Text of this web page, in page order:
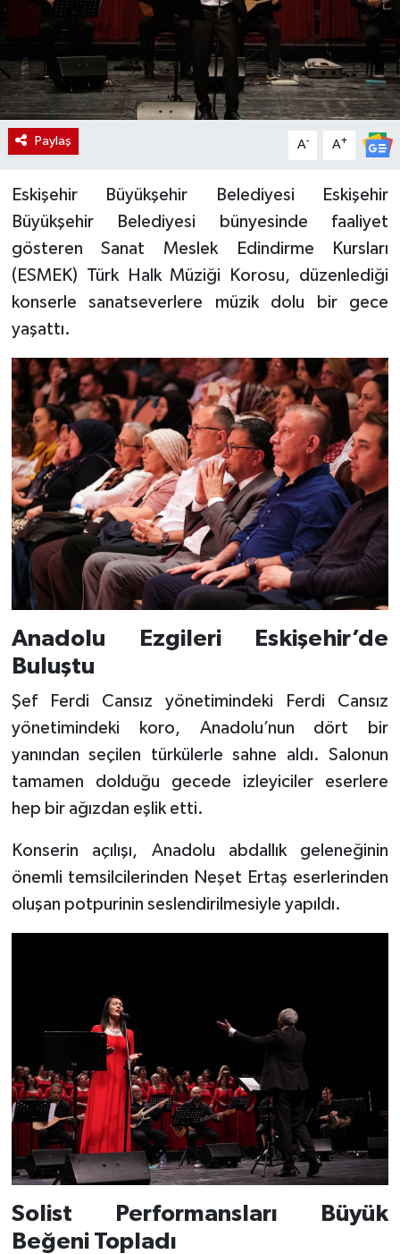
Paylaş A- A+
Eskişehir Büyükşehir Belediyesi Eskişehir
Büyükşehir Belediyesi bünyesinde faaliyet
gösteren Sanat Meslek Edindirme Kursları
(ESMEK) Türk Halk Müziği Korosu, düzenlediği
konserle sanatseverlere müzik dolu bir gece
yaşattı.
Anadolu Ezgileri Eskişehir’de
Buluştu
Şef Ferdi Cansız yönetimindeki Ferdi Cansız
yönetimindeki koro, Anadolu’nun dört bir
yanından seçilen türkülerle sahne aldı. Salonun
tamamen dolduğu gecede izleyiciler eserlere
hep bir ağızdan eşlik etti.
Konserin açılışı, Anadolu abdallık geleneğinin
önemli temsilcilerinden Neşet Ertaş eserlerinden
oluşan potpurinin seslendirilmesiyle yapıldı.
Solist Performansları Büyük
Beğeni Topladı